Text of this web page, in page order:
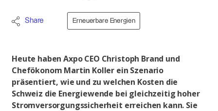
Share Erneuerbare Energien
Heute haben Axpo CEO Christoph Brand und
Chefökonom Martin Koller ein Szenario
präsentiert, wie und zu welchen Kosten die
Schweiz die Energiewende bei gleichzeitig hoher
Stromversorgungssicherheit erreichen kann. Sie